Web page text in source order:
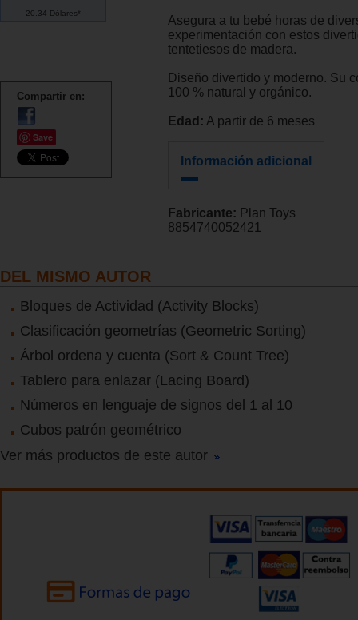
20.34 Dólares*
Compartir en:
Save
Asegura a tu bebé horas de
experimentación con estos
tentetiesos de madera.
Diseño divertido y moderno. Su
100 % natural y orgánico.
Edad: A partir de 6 meses
Información adicional
Fabricante: Plan Toys
8854740052421
DEL MISMO AUTOR
Bloques de Actividad (Activity Blocks)
Clasificación geometrías (Geometric Sorting)
Árbol ordena y cuenta (Sort & Count Tree)
Tablero para enlazar (Lacing Board)
Números en lenguaje de signos del 1 al 10
Cubos patrón geométrico
Ver más productos de este autor